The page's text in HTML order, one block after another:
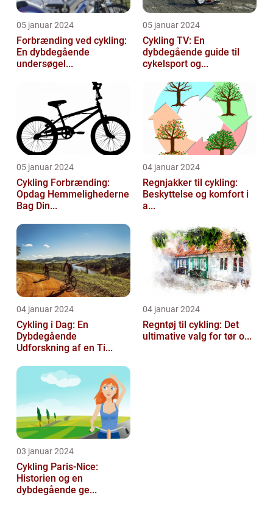
05 januar 2024
Forbrænding ved cykling:
En dybdegående
undersøgel...
05 januar 2024
Cykling TV: En
dybdegående guide til
cykelsport og...
05 januar 2024
Cykling Forbrænding:
Opdag Hemmelighederne
Bag Din...
04 januar 2024
Regnjakker til cykling:
Beskyttelse og komfort i
a...
04 januar 2024
Cykling i Dag: En
Dybdegående
Udforskning af en Ti...
04 januar 2024
Regntøj til cykling: Det
ultimative valg for tør o...
03 januar 2024
Cykling Paris-Nice:
Historien og en
dybdegående ge...